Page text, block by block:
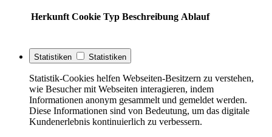
Herkunft Cookie Typ Beschreibung Ablauf
Statistiken Statistiken
Statistik-Cookies helfen Webseiten-Besitzern zu verstehen,
wie Besucher mit Webseiten interagieren, indem
Informationen anonym gesammelt und gemeldet werden.
Diese Informationen sind von Bedeutung, um das digitale
Kundenerlebnis kontinuierlich zu verbessern.